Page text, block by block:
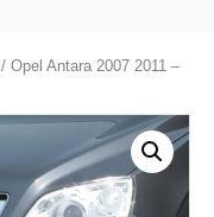
/ Opel Antara 2007 2011 –